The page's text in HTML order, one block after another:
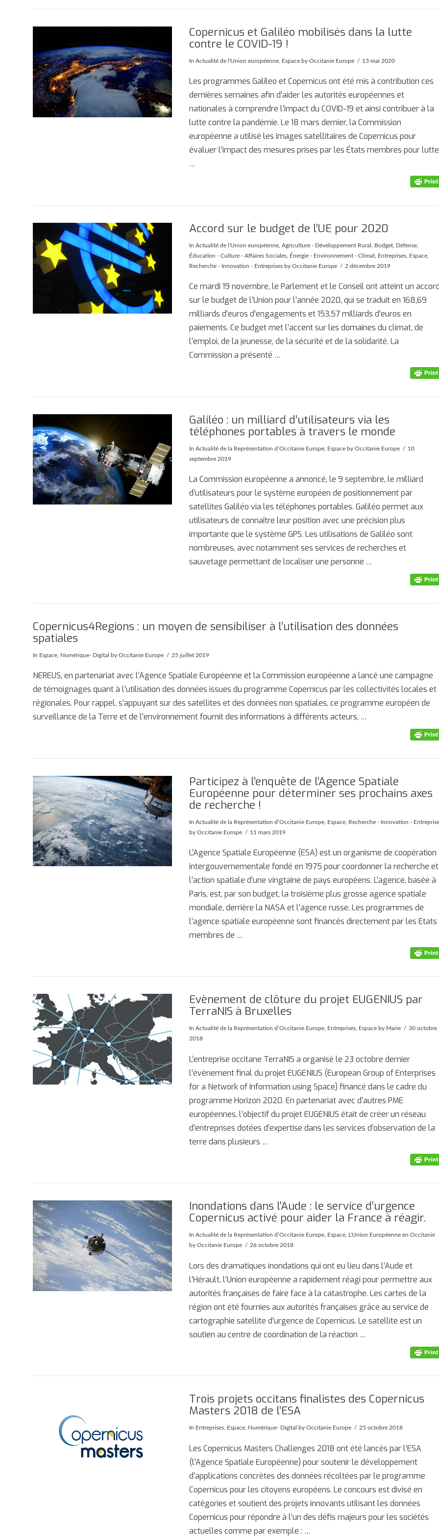
AFFICHER
Copernicus et Galiléo mobilisés dans la lutte
contre le COVID-19 !
InActualité de l'Union européenne Espace by Occitanie Europe 13 mai 2020
Les programmes Galileo et Copernicus ont été mis à contribution ces
dernières semaines afin d’aider les autorités européennes et
nationales à comprendre l’impact du COVID-19 et ainsi contribuer à la
lutte contre la pandémie. Le 18 mars dernier, la Commission
européenne a utilisé les images satellitaires de Copernicus pour
évaluer l’impact des mesures prises par les États membres pour
…
AFFICHER
Accord sur le budget de l’UE pour 2020
InActualité de l'Union européenne ,Agriculture - Développement Rural Budget Défense
Éducation - Culture - Affaires Sociales Énergie - Environnement - Climat Entreprises Espace
Recherche - Innovation - Entreprises by Occitanie Europe 2 décembre 2019
Ce mardi 19 novembre, le Parlement et le Conseil ont atteint un
sur le budget de l’Union pour l’année 2020, qui se traduit en 168,69
milliards d’euros d’engagements et 153,57 milliards d’euros en
paiements. Ce budget met l’accent sur les domaines du climat, de
l’emploi, de la jeunesse, de la sécurité et de la solidarité. La
Commission a présenté …
Galiléo : un milliard d’utilisateurs via les
téléphones portables à travers le monde
InActualité de la Représentation d’Occitanie Europe Espace by Occitanie Europe
10
septembre 2019
La Commission européenne a annoncé, le 9 septembre, le milliard
d’utilisateurs pour le système européen de positionnement par
satellites Galiléo via les téléphones portables. Galiléo permet aux
utilisateurs de connaître leur position avec une précision plus
importante que le système GPS. Les utilisations de Galiléo sont
nombreuses, avec notamment ses services de recherches et
sauvetage permettant de localiser une personne …
Copernicus4Regions : un moyen de sensibiliser à l’utilisation des données
spatiales
In Espace Numérique- Digital by Occitanie Europe 25 juillet 2019
NEREUS, en partenariat avec l’Agence Spatiale Européenne et la Commission européenne a lancé une campagne
de témoignages quant à l’utilisation des données issues du programme Copernicus par les collectivités locales et
régionales. Pour rappel, s’appuyant sur des satellites et des données non spatiales, ce programme européen de
surveillance de la Terre et de l’environnement fournit des informations à différents acteurs, …
AFFICHER
Participez à l’enquête de l’Agence Spatiale
Européenne pour déterminer ses prochains axes
de recherche !
InActualité de la Représentation d’Occitanie Europe Espace Recherche - Innovation -
by Occitanie Europe
11 mars 2019
L’Agence Spatiale Européenne (ESA) est un organisme de coopération
intergouvernementale fondé en 1975 pour coordonner la recherche et
l’action spatiale d’une vingtaine de pays européens. L’agence, basée à
Paris, est, par son budget, la troisième plus grosse agence spatiale
mondiale, derrière la NASA et l’agence russe. Les programmes de
l’agence spatiale européenne sont financés directement par les Etats
membres de …
AFFICHER
Evènement de clôture du projet EUGENIUS par
TerraNIS à Bruxelles
InActualité de la Représentation d’Occitanie Europe, Entreprises, Espace by Marie
30 octobre
2018
L’entreprise occitane TerraNIS a organisé le 23 octobre dernier
l’évènement final du projet EUGENIUS (European Group of Enterprises
for a Network of Information using Space) financé dans le cadre du
programme Horizon 2020. En partenariat avec d’autres PME
européennes, l’objectif du projet EUGENIUS était de créer un réseau
d’entreprises dotées d’expertise dans les services d’observation de la
terre dans plusieurs …
AFFICHER
Inondations dans l’Aude : le service d’urgence
Copernicus activé pour aider la France à réagir.
InActualité de la Représentation d’Occitanie Europe Espace
L'Union Européenne en Occitanie
by Occitanie Europe
26 octobre 2018
Lors des dramatiques inondations qui ont eu lieu dans l’Aude et
l’Hérault, l’Union européenne a rapidement réagi pour permettre aux
autorités françaises de faire face à la catastrophe. Les cartes de la
région ont été fournies aux autorités françaises grâce au service de
cartographie satellite d’urgence de Copernicus. Le satellite est un
soutien au centre de coordination de la réaction …
Trois projets occitans finalistes des Copernicus
Masters 2018 de l’ESA
In Entreprises Espace Numérique- Digital by Occitanie Europe 25 octobre 2018
Les Copernicus Masters Challenges 2018 ont été lancés par l’ESA
(l’Agence Spatiale Européenne) pour soutenir le développement
d’applications concrètes des données récoltées par le programme
Copernicus pour les citoyens européens. Le concours est divisé en
catégories et soutient des projets innovants utilisant les données
Copernicus pour répondre à l’un des défis majeurs pour les sociétés
actuelles comme par exemple : …